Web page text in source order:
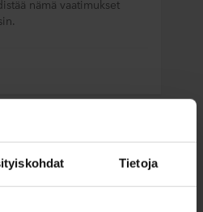
Tietoja
nämä vaatimukset